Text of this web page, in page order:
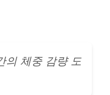
의 체중 감량 도